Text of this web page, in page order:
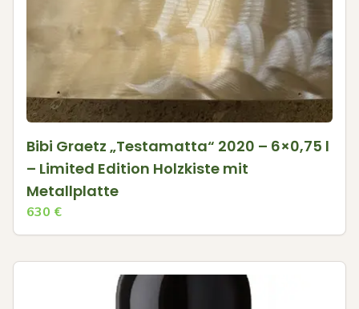
Bibi Graetz „Testamatta“ 2020 – 6×0,75 l
– Limited Edition Holzkiste mit
Metallplatte
630 €